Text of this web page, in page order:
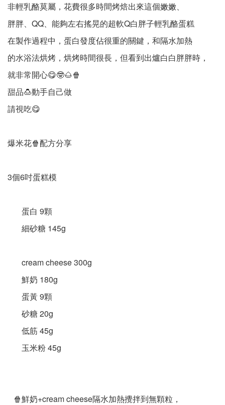
非輕乳酪莫屬，花費很多時間烤焙出來這個嫩嫩、
胖胖、QQ、能夠左右搖晃的超軟Q白胖子輕乳酪蛋糕
在製作過程中，蛋白發度佔很重的關鍵，和隔水加熱
的水浴法烘烤，烘烤時間很長，但看到出爐白白胖胖時，
就非常開心😋🤓🌰🍿️
甜品🍮動手自己做
請視吃😋
爆米花🍿️配方分享
3個6吋蛋糕模
蛋白 9顆
細砂糖 145g
cream cheese 300g
鮮奶 180g
蛋黃 9顆
砂糖 20g
低筋 45g
玉米粉 45g
🍿️鮮奶+cream cheese隔水加熱攪拌到無顆粒，